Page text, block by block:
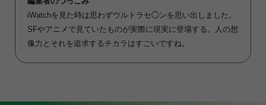
iWatchを見た時は思わずウルトラセ◯ンを思い出しました。
SFやアニメで見ていたものが実際に現実に登場する。人の想
像力とそれを追求するチカラはすごいですね。